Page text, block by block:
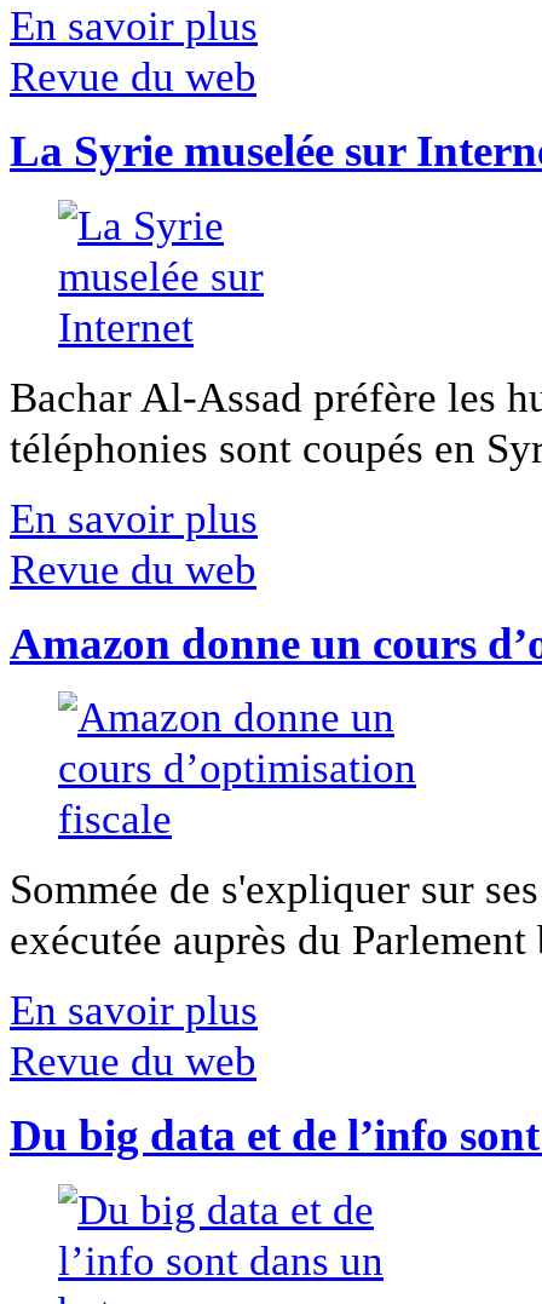
En savoir plus
Revue du web
La Syrie muselée sur
Bachar Al-Assad préfère les
téléphonies sont coupés en
En savoir plus
Revue du web
Amazon donne un cours
Sommée de s'expliquer sur
exécutée auprès du
En savoir plus
Revue du web
Du big data et de l’info